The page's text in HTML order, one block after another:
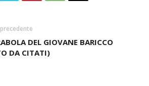
DEL GIOVANE BARICCO
DA CITATI)